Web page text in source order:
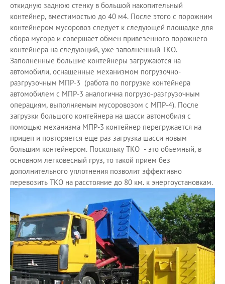
откидную заднюю стенку в большой накопительный
контейнер, вместимостью до 40 м4. После этого с порожним
контейнером мусоровоз следует к следующей площадке для
сбора мусора и совершает обмен привезенного порожнего
контейнера на следующий, уже заполненный ТКО.
Заполненные большие контейнеры загружаются на
автомобили, оснащенные механизмом погрузочно-
разгрузочным МПР-3 (работа по погрузке контейнера
автомобилем с МПР-3 аналогична погрузо-разгрузочным
операциям, выполняемым мусоровозом с МПР-4). После
загрузки большого контейнера на шасси автомобиля с
помощью механизма МПР-3 контейнер перегружается на
прицеп и повторяется еще раз загрузка шасси новым
большим контейнером. Поскольку ТКО - это объемный, в
основном легковесный груз, то такой прием без
дополнительного уплотнения позволит эффективно
перевозить ТКО на расстояние до 80 км. к энергоустановкам.